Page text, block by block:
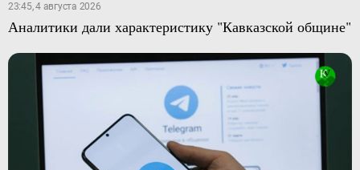
23:45, 4 августа 2026
Аналитики дали характеристику "Кавказской общине"